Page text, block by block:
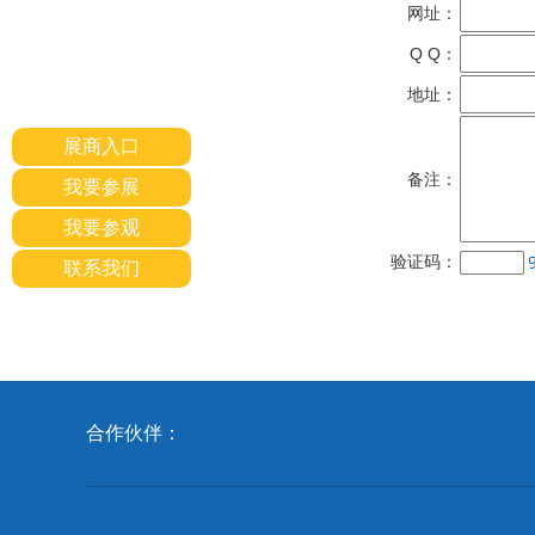
网址：
Q Q：
地址：
备注：
验证码：
合作伙伴：
展商入口
我要参展
我要参观
联系我们